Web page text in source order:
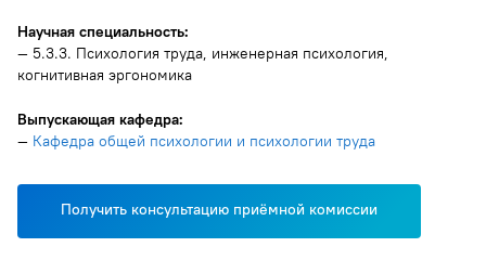
Научная специальность:
— 5.3.3. Психология труда, инженерная психология,
когнитивная эргономика
Выпускающая кафедра:
— Кафедра общей психологии и психологии труда
Получить консультацию приёмной комиссии